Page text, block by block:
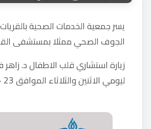
يسر جمعية الخدمات الصحية
الجوف الصحي ممثلا بمستشفى
زيارة استشاري قلب الاطفال د. زاهر
ليومي الاثنين والثلاثاء الموافق 23 – 24 / 2